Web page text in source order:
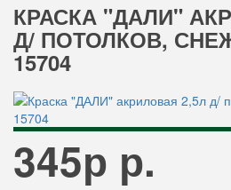
КРАСКА "ДАЛИ"
Д/ ПОТОЛКОВ,
15704
345р р.